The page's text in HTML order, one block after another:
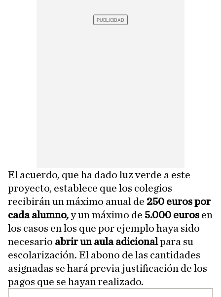
El acuerdo, que ha dado luz verde a este
proyecto, establece que los colegios
recibirán un máximo anual de 250 euros por
cada alumno,y un máximo de 5.000 euros en
los casos en los que por ejemplo haya sido
necesario abrir un aula adicionalpara su
escolarización. El abono de las cantidades
asignadas se hará previa justificación de los
pagos que se hayan realizado.